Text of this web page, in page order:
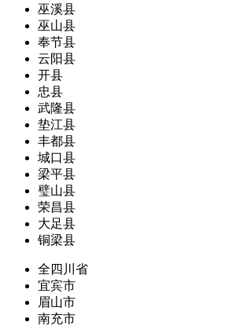
巫溪县
巫山县
奉节县
云阳县
开县
忠县
武隆县
垫江县
丰都县
城口县
梁平县
璧山县
荣昌县
大足县
铜梁县
全四川省
宜宾市
眉山市
南充市